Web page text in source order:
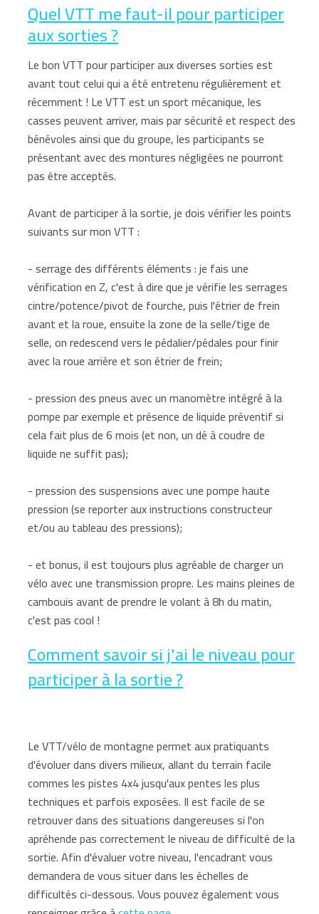
Quel VTT me faut-il pour participer
aux sorties ?
Le bon VTT pour participer aux diverses sorties est
avant tout celui qui a été entretenu régulièrement et
récemment ! Le VTT est un sport mécanique, les
casses peuvent arriver, mais par sécurité et respect des
bénévoles ainsi que du groupe, les participants se
présentant avec des montures négligées ne pourront
pas être acceptés.
Avant de participer à la sortie, je dois vérifier les points
suivants sur mon VTT :
- serrage des différents éléments : je fais une
vérification en Z, c'est à dire que je vérifie les serrages
cintre/potence/pivot de fourche, puis l'étrier de frein
avant et la roue, ensuite la zone de la selle/tige de
selle, on redescend vers le pédalier/pédales pour finir
avec la roue arrière et son étrier de frein;
- pression des pneus avec un manomètre intégré à la
pompe par exemple et présence de liquide préventif si
cela fait plus de 6 mois (et non, un dé à coudre de
liquide ne suffit pas);
- pression des suspensions avec une pompe haute
pression (se reporter aux instructions constructeur
et/ou au tableau des pressions);
- et bonus, il est toujours plus agréable de charger un
vélo avec une transmission propre. Les mains pleines de
cambouis avant de prendre le volant à 8h du matin,
c'est pas cool !
Comment savoir si j'ai le niveau pour
participer à la sortie ?
Le VTT/vélo de montagne permet aux pratiquants
d'évoluer dans divers milieux, allant du terrain facile
commes les pistes 4x4 jusqu'aux pentes les plus
techniques et parfois exposées. Il est facile de se
retrouver dans des situations dangereuses si l'on
apréhende pas correctement le niveau de difficulté de la
sortie. Afin d'évaluer votre niveau, l'encadrant vous
demandera de vous situer dans les échelles de
difficultés ci-dessous. Vous pouvez également vous